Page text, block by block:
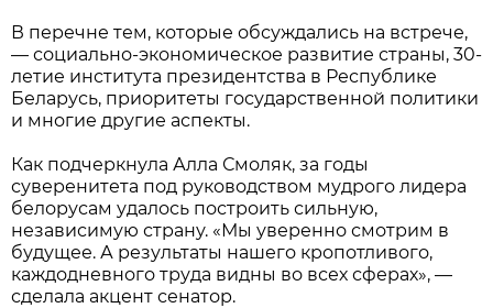
В перечне тем, которые обсуждались на встрече,
— социально-экономическое развитие страны, 30-
летие института президентства в Республике
Беларусь, приоритеты государственной политики
и многие другие аспекты.
Как подчеркнула Алла Смоляк, за годы
суверенитета под руководством мудрого лидера
белорусам удалось построить сильную,
независимую страну. «Мы уверенно смотрим в
будущее. А результаты нашего кропотливого,
каждодневного труда видны во всех сферах», —
сделала акцент сенатор.